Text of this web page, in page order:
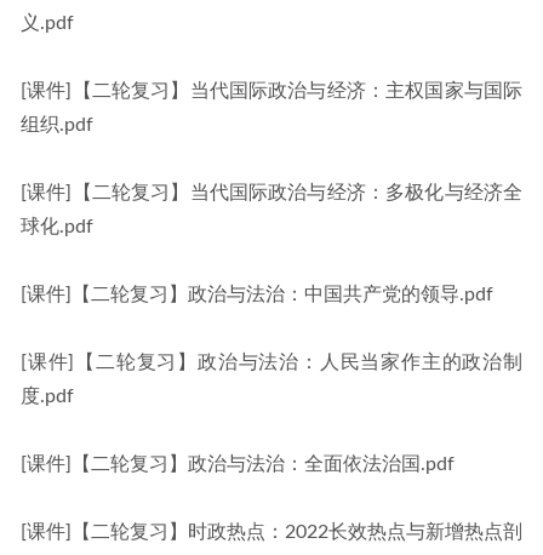
义.pdf
[课件]【二轮复习】当代国际政治与经济：主权国家与国际
组织.pdf
[课件]【二轮复习】当代国际政治与经济：多极化与经济全
球化.pdf
[课件]【二轮复习】政治与法治：中国共产党的领导.pdf
[课件]【二轮复习】政治与法治：人民当家作主的政治制
度.pdf
[课件]【二轮复习】政治与法治：全面依法治国.pdf
[课件]【二轮复习】时政热点：2022长效热点与新增热点剖